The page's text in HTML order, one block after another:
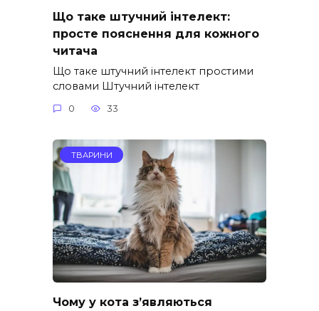
Що таке штучний інтелект:
просте пояснення для кожного
читача
Що таке штучний інтелект простими
словами Штучний інтелект
0 33
ТВАРИНИ
Чому у кота з’являються